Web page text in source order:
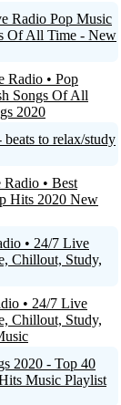
Radio Pop Music
Of All Time - New
Radio • Pop
Songs Of All
2020
to relax/study
• Best
Hits 2020 New
• 24/7 Live
Chillout, Study,
• 24/7 Live
Chillout, Study,
2020 - Top 40
Music Playlist